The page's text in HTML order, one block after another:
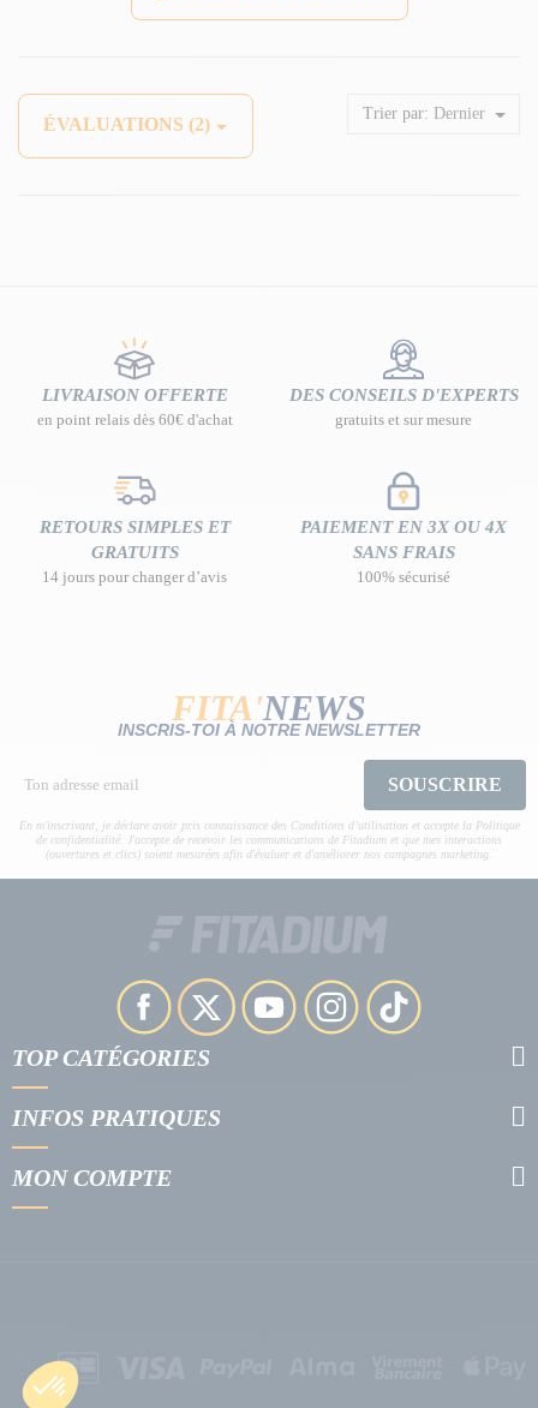
ÉVALUATIONS (2)
Trier par: Dernier
LIVRAISON OFFERTE
en point relais dès 60€ d'achat
DES CONSEILS D'EXPERTS
gratuits et sur mesure
RETOURS SIMPLES ET
GRATUITS
14 jours pour changer d’avis
PAIEMENT EN 3X OU 4X
SANS FRAIS
100% sécurisé
FITA'NEWS
INSCRIS-TOI À NOTRE NEWSLETTER
SOUSCRIRE
En m'inscrivant, je déclare avoir pris connaissance des Conditions d’utilisation et accepte la Politique
de confidentialité. J'accepte de recevoir les communications de Fitadium et que mes interactions
(ouvertures et clics) soient mesurées afin d'évaluer et d'améliorer nos campagnes marketing.
TOP CATÉGORIES
INFOS PRATIQUES
MON COMPTE